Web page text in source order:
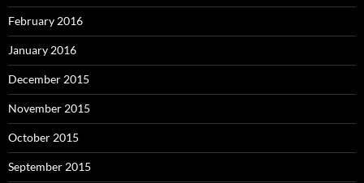
February 2016
January 2016
December 2015
November 2015
October 2015
September 2015